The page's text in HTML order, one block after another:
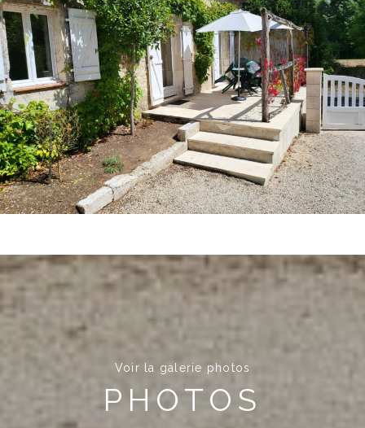
Voir la galerie photos
PHOTOS